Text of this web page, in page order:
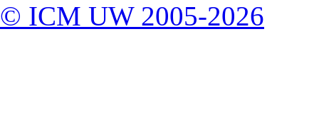
© ICM UW 2005-2026